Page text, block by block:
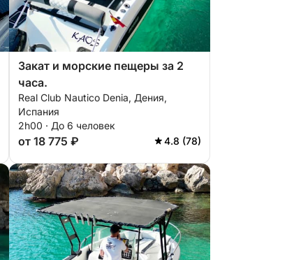
Закат и морские пещеры за 2
часа.
Real Club Nautico Denia, Дения,
Испания
2h00 · До 6 человек
от 18 775 ₽ 4.8 (78)